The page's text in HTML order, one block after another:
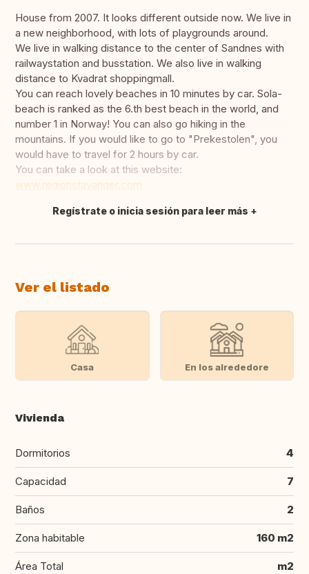
House from 2007. It looks different outside now. We live in
a new neighborhood, with lots of playgrounds around.
We live in walking distance to the center of Sandnes with
railwaystation and busstation. We also live in walking
distance to Kvadrat shoppingmall.
You can reach lovely beaches in 10 minutes by car. Sola-
beach is ranked as the 6.th best beach in the world, and
number 1 in Norway! You can also go hiking in the
mountains. If you would like to go to "Prekestolen", you
would have to travel for 2 hours by car.
You can take a look at this website:
www.regionstavanger.com
Traducir
Regístrate o inicia sesión para leer más
Ver el listado
Casa En los alrededore
Vivienda
Dormitorios 4
Capacidad 7
Baños 2
Zona habitable 160 m2
Área Total m2